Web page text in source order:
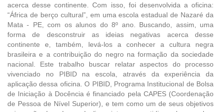
acerca desse continente. Com isso, foi desenvolvida a oficina:
“África de berço cultural”, em uma escola estadual de Nazaré da
Mata - PE, com os alunos do 8º ano. Buscando, assim, uma
forma de desconstruir as ideias negativas acerca desse
continente e, também, levá-los a conhecer a cultura negra
brasileira e a contribuição do negro na formação da sociedade
nacional. Este trabalho buscar relatar aspectos do processo
vivenciado no PIBID na escola, através da experiência da
aplicação dessa oficina. O PIBID, Programa Institucional de Bolsa
de Iniciação à Docência é financiado pela CAPES (Coordenação
de Pessoa de Nível Superior), e tem como um de seus objetivos